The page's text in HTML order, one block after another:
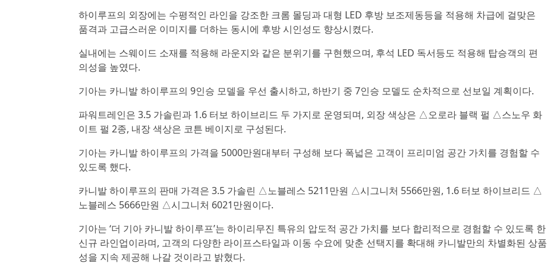
하이루프의 외장에는 수평적인 라인을 강조한 크롬 몰딩과 대형 LED 후방 보조제동등을 적용해 차급에 걸맞은
품격과 고급스러운 이미지를 더하는 동시에 후방 시인성도 향상시켰다.
실내에는 스웨이드 소재를 적용해 라운지와 같은 분위기를 구현했으며, 후석 LED 독서등도 적용해 탑승객의 편
의성을 높였다.
기아는 카니발 하이루프의 9인승 모델을 우선 출시하고, 하반기 중 7인승 모델도 순차적으로 선보일 계획이다.
파워트레인은 3.5 가솔린과 1.6 터보 하이브리드 두 가지로 운영되며, 외장 색상은 △오로라 블랙 펄 △스노우 화
이트 펄 2종, 내장 색상은 코튼 베이지로 구성된다.
기아는 카니발 하이루프의 가격을 5000만원대부터 구성해 보다 폭넓은 고객이 프리미엄 공간 가치를 경험할 수
있도록 했다.
카니발 하이루프의 판매 가격은 3.5 가솔린 △노블레스 5211만원 △시그니처 5566만원, 1.6 터보 하이브리드 △
노블레스 5666만원 △시그니처 6021만원이다.
기아는 ‘더 기아 카니발 하이루프’는 하이리무진 특유의 압도적 공간 가치를 보다 합리적으로 경험할 수 있도록 한
신규 라인업이라며, 고객의 다양한 라이프스타일과 이동 수요에 맞춘 선택지를 확대해 카니발만의 차별화된 상품
성을 지속 제공해 나갈 것이라고 밝혔다.